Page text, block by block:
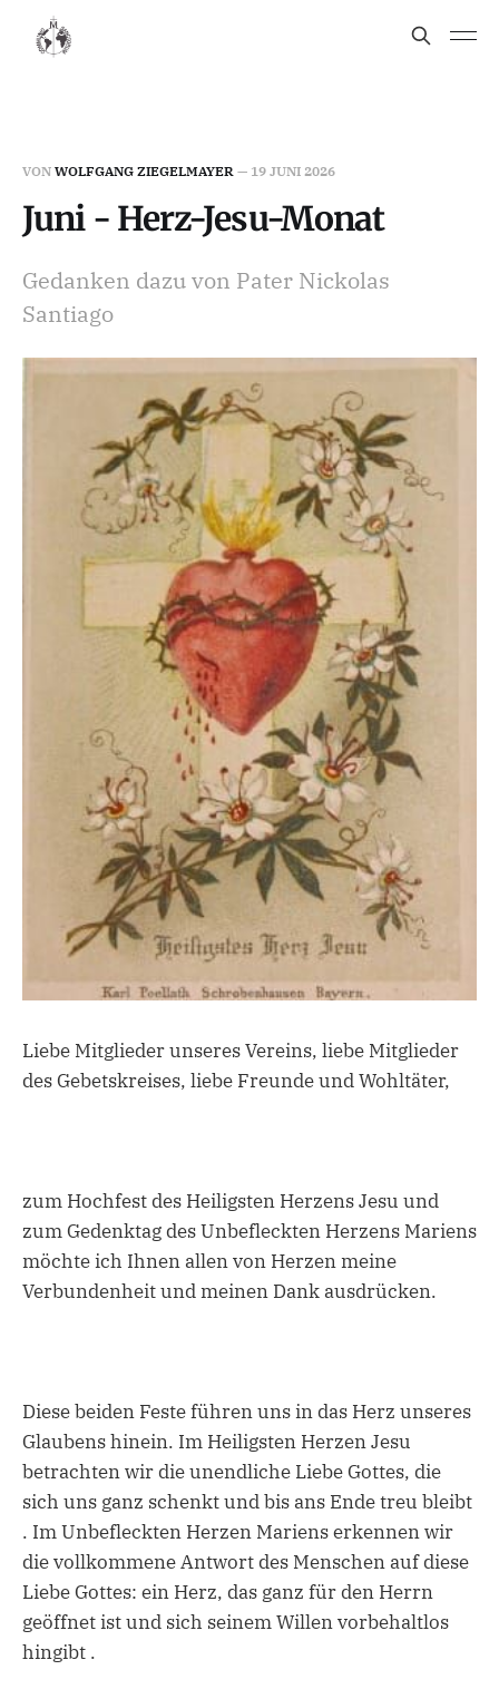
VON WOLFGANG ZIEGELMAYER — 19 JUNI 2026
Juni - Herz-Jesu-Monat
Gedanken dazu von Pater Nickolas
Santiago
Liebe Mitglieder unseres Vereins, liebe Mitglieder
des Gebetskreises, liebe Freunde und Wohltäter,
zum Hochfest des Heiligsten Herzens Jesu und
zum Gedenktag des Unbefleckten Herzens Mariens
möchte ich Ihnen allen von Herzen meine
Verbundenheit und meinen Dank ausdrücken.
Diese beiden Feste führen uns in das Herz unseres
Glaubens hinein. Im Heiligsten Herzen Jesu
betrachten wir die unendliche Liebe Gottes, die
sich uns ganz schenkt und bis ans Ende treu bleibt
. Im Unbefleckten Herzen Mariens erkennen wir
die vollkommene Antwort des Menschen auf diese
Liebe Gottes: ein Herz, das ganz für den Herrn
geöffnet ist und sich seinem Willen vorbehaltlos
hingibt .